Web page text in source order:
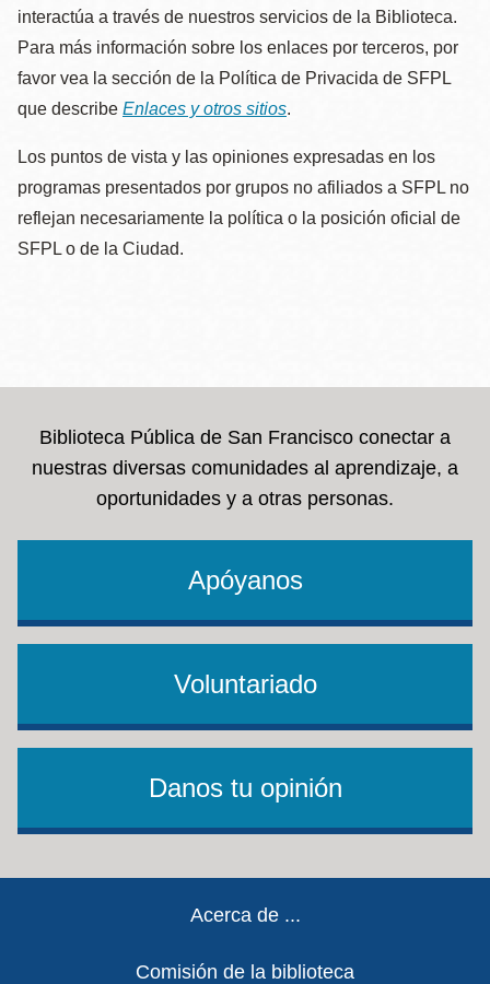
interactúa a través de nuestros servicios de la Biblioteca.
Para más información sobre los enlaces por terceros, por
favor vea la sección de la Política de Privacida de SFPL
que describe Enlaces y otros sitios.
Los puntos de vista y las opiniones expresadas en los
programas presentados por grupos no afiliados a SFPL no
reflejan necesariamente la política o la posición oficial de
SFPL o de la Ciudad.
Biblioteca Pública de San Francisco conectar a
nuestras diversas comunidades al aprendizaje, a
oportunidades y a otras personas.
Apóyanos
Voluntariado
Danos tu opinión
Acerca de ...
Comisión de la biblioteca